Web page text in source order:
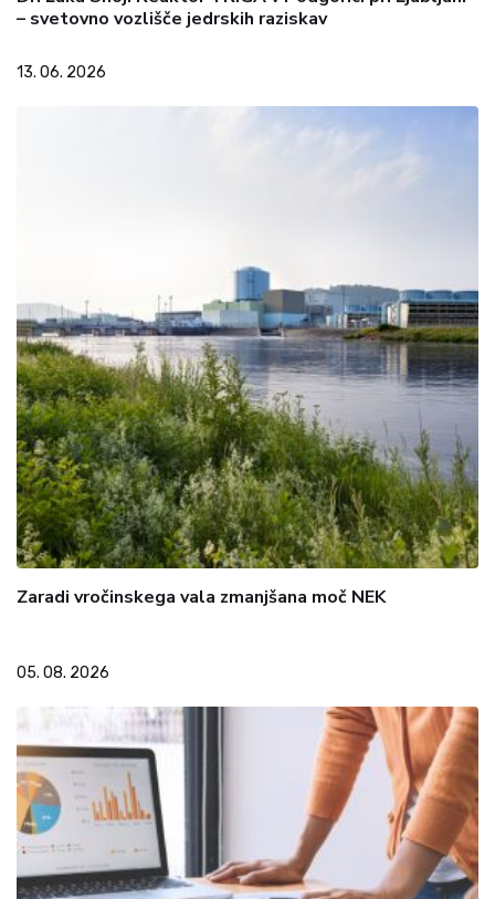
– svetovno vozlišče jedrskih raziskav
13. 06. 2026
Zaradi vročinskega vala zmanjšana moč NEK
05. 08. 2026